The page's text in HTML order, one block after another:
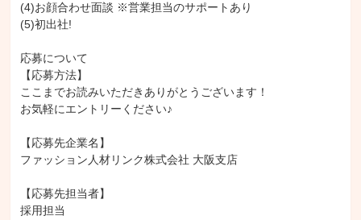
(4)お顔合わせ面談 ※営業担当のサポートあり
(5)初出社!
応募について
【応募方法】
ここまでお読みいただきありがとうございます！
お気軽にエントリーください♪
【応募先企業名】
ファッション人材リンク株式会社 大阪支店
【応募先担当者】
採用担当